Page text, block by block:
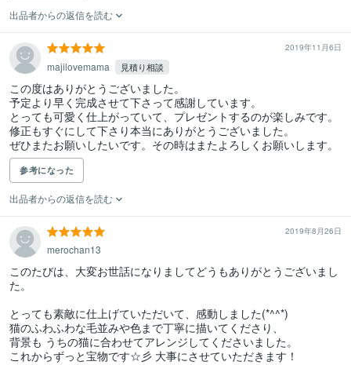
出品者からの返信を読む
2019年11月6日
majilovemama 見積り相談
この度はありがとうございました。
予定より早く完成させて下さって感謝しています。
とっても可愛く仕上がっていて、プレゼントするのが楽しみです。
修正もすぐにして下さり本当にありがとうございました。
ぜひまたお願いしたいです。その時はまたよろしくお願いします。
参考になった
出品者からの返信を読む
2019年8月26日
merochan13
このたびは、大変お世話になりましてどうもありがとうございまし
た。
とっても素敵に仕上げていただいて、感動しました(*^^*)
猫のふわふわな毛並みや色まで丁寧に描いてくださり、
背景も うちの猫に合わせてアレンジしてくださいました。
これからずっと宝物です☆彡 大事にさせていただきます！